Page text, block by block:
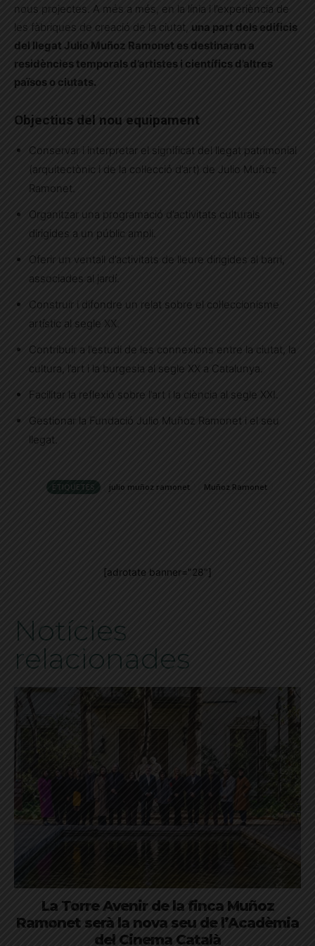
nous projectes. A més a més, en la línia i l’experiència de
les fàbriques de creació de la ciutat, una part dels edificis
del llegat Julio Muñoz Ramonet es destinaran a
residències temporals d’artistes i científics d’altres
països o ciutats.
Objectius del nou equipament
Conservar i interpretar el significat del llegat patrimonial
(arquitectònic i de la col·lecció d’art) de Julio Muñoz
Ramonet.
Organitzar una programació d’activitats culturals
dirigides a un públic ampli.
Oferir un ventall d’activitats de lleure dirigides al barri,
associades al jardí.
Construir i difondre un relat sobre el col·leccionisme
artístic al segle XX.
Contribuir a l’estudi de les connexions entre la ciutat, la
cultura, l’art i la burgesia al segle XX a Catalunya.
Facilitar la reflexió sobre l’art i la ciència al segle XXI.
Gestionar la Fundació Julio Muñoz Ramonet i el seu
llegat.
ETIQUETES julio muñoz ramonet Muñoz Ramonet
[adrotate banner="28"]
Notícies
relacionades
La Torre Avenir de la finca Muñoz
Ramonet serà la nova seu de l’Acadèmia
del Cinema Català